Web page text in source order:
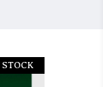
STOCK